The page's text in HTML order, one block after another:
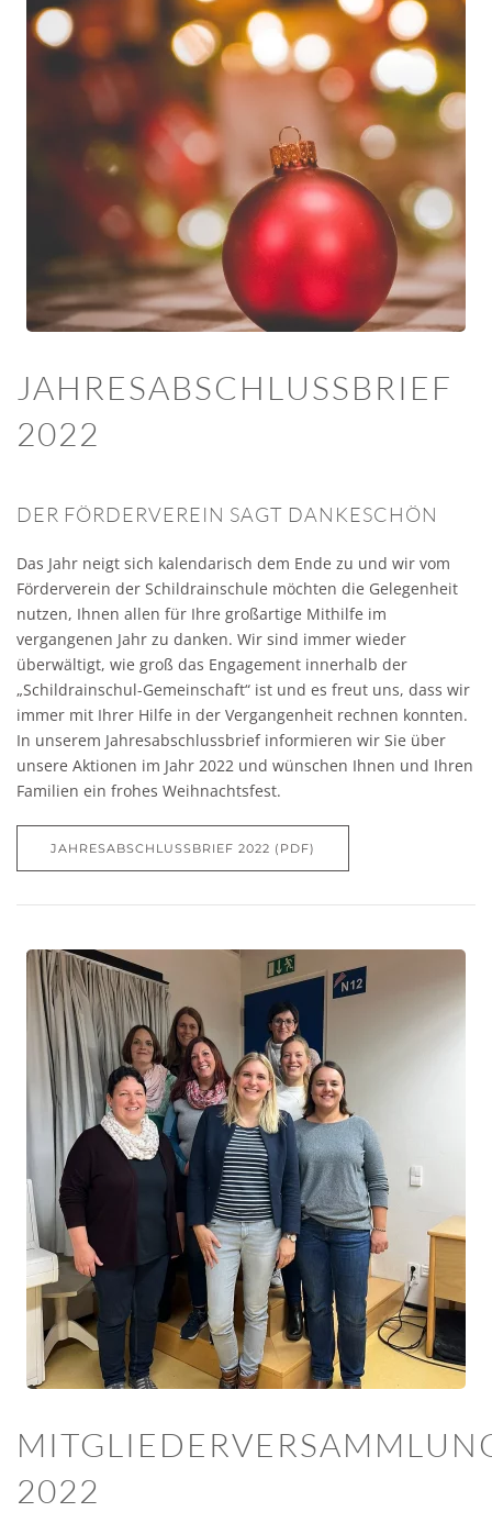
JAHRESABSCHLUSSBRIEF
2022
DER FÖRDERVEREIN SAGT DANKESCHÖN
Das Jahr neigt sich kalendarisch dem Ende zu und wir vom
Förderverein der Schildrainschule möchten die Gelegenheit
nutzen, Ihnen allen für Ihre großartige Mithilfe im
vergangenen Jahr zu danken. Wir sind immer wieder
überwältigt, wie groß das Engagement innerhalb der
„Schildrainschul-Gemeinschaft“ ist und es freut uns, dass wir
immer mit Ihrer Hilfe in der Vergangenheit rechnen konnten.
In unserem Jahresabschlussbrief informieren wir Sie über
unsere Aktionen im Jahr 2022 und wünschen Ihnen und Ihren
Familien ein frohes Weihnachtsfest.
JAHRESABSCHLUSSBRIEF 2022 (PDF)
2022